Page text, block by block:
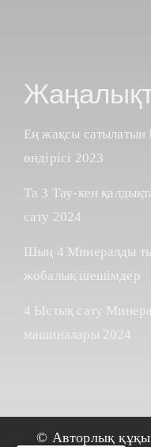
Ең жақсы сатылатын
өндірісі 2023
Та 3 Тау-кен
сату 2024
Шың 4 Минералды
жобалық шешімдер
4 Ыстық сату
машиналары 2024
© Авторлық